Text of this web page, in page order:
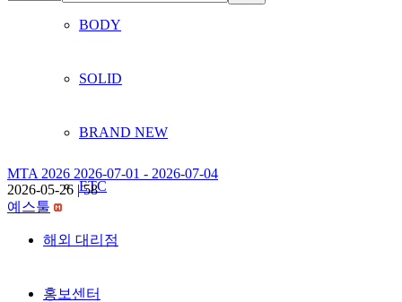
BODY
SOLID
BRAND NEW
ETC
해외 대리점
홍보센터
MTA 2026 2026-07-01 - 2026-07-04
2026-05-26 |58
예스툴